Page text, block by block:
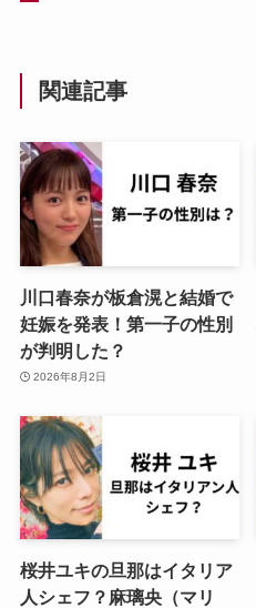
関連記事
川口春奈が板倉滉と結婚で
妊娠を発表！第一子の性別
が判明した？
2026年8月2日
桜井ユキの旦那はイタリア
人シェフ？麻璃央（マリ